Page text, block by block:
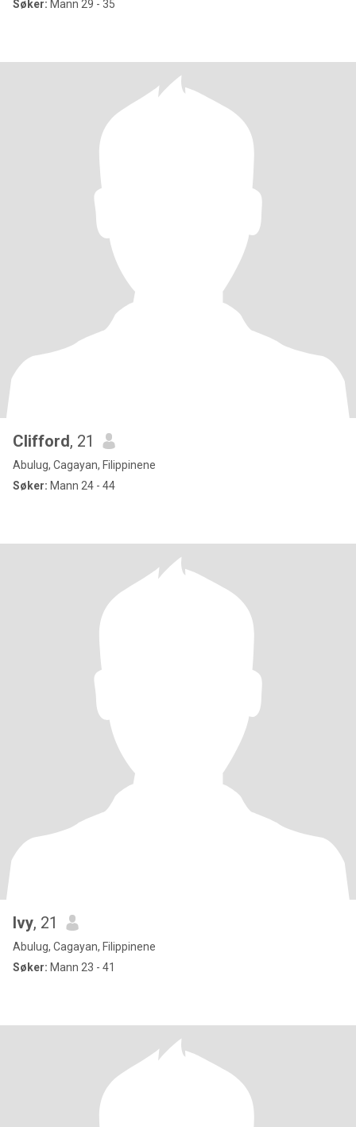
Søker: Mann 29 - 35
Clifford, 21
Abulug, Cagayan, Filippinene
Søker: Mann 24 - 44
Ivy, 21
Abulug, Cagayan, Filippinene
Søker: Mann 23 - 41